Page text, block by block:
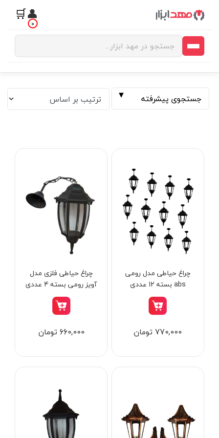
👤
🛒 0
جستجوی پیشرفته
فیلتر بر اساس قیمت
تومان
ابزار جوش و برش
ابزار اندازه گیری دقیق و لیزری
ابزار نجاری
ابزار بادی
چراغ حیاطی مدل رومی
abs بسته 12 عددی
770,000 تومان
چراغ حیاطی فلزی مدل
آویز رومی بسته 4 عددی
660,000 تومان